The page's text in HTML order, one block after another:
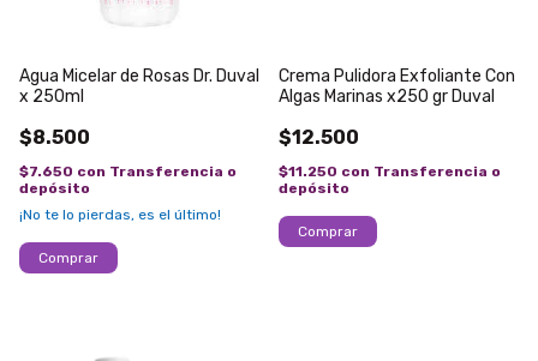
Agua Micelar de Rosas Dr. Duval
x 250ml
$8.500
$7.650 con Transferencia o
depósito
¡No te lo pierdas, es el último!
Crema Pulidora Exfoliante Con
Algas Marinas x250 gr Duval
$12.500
$11.250 con Transferencia o
depósito